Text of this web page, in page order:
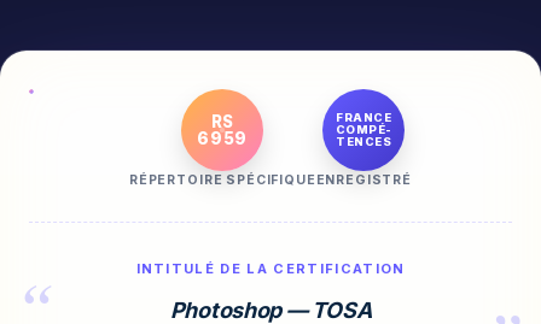
RS
6959
RÉPERTOIRE SPÉCIFIQUE
FRANCE
COMPÉ-
TENCES
ENREGISTRÉ
INTITULÉ DE LA CERTIFICATION
Photoshop — TOSA